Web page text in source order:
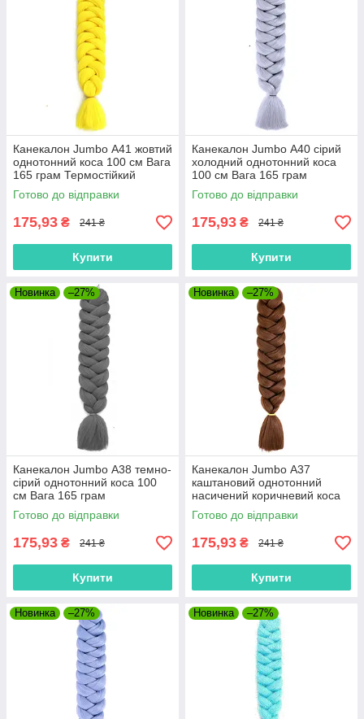
Канекалон Jumbo А41 жовтий
однотонний коса 100 см Вага
165 грам Термостійкий
Готово до відправки
175,93 ₴ 241 ₴
Купити
Канекалон Jumbo А40 сірий
холодний однотонний коса
100 см Вага 165 грам
Термостійкий
Готово до відправки
175,93 ₴ 241 ₴
Купити
Новинка –27%
Канекалон Jumbo А38 темно-
сірий однотонний коса 100
см Вага 165 грам
Термостійкий
Готово до відправки
175,93 ₴ 241 ₴
Купити
Новинка –27%
Канекалон Jumbo А37
каштановий однотонний
насичений коричневий коса
100 см Вага 165 грам
Термостійкий
Готово до відправки
175,93 ₴ 241 ₴
Купити
Новинка –27% Новинка –27%